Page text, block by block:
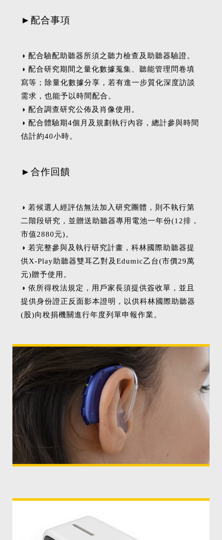
►配合事項
◑ 配合驗配助聽器所須之聽力檢查及助聽器驗證。
◑ 配合研究期間之量化數據蒐集、聽能管理問卷填
寫等；除量化數據分享，若有進一步質化深度訪談
需求，也能予以時間配合。
◑ 配合調查研究公佈及肖像使用。
◑ 配合體驗期4個月及規劃執行內容，總計參與時間
估計約40小時。
►合作回饋
◑ 若候選人經評估無法加入研究團體，則不執行第
二階段研究，並贈送助聽器專用電池一年份(12排，
市值2880元)。
◑ 若完整參與及執行研究計畫，科林國際助聽器提
供X-Play助聽器雙耳乙對及Edumic乙台(市價29萬
元)贈予使用。
◑ 依所得稅法規定，用戶家長須提供簽收單，並且
提供身份證正反面影本證明，以供科林國際助聽器
(股)向稅捐機關進行年度列單申報作業。